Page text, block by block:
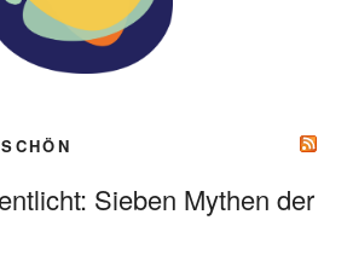
Sieben Mythen der